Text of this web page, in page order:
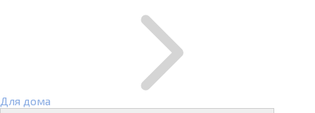
Для дома